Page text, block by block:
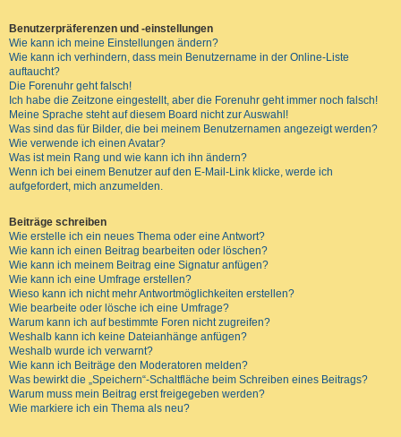
Benutzerpräferenzen und -einstellungen
Wie kann ich meine Einstellungen ändern?
Wie kann ich verhindern, dass mein Benutzername in der Online-Liste
auftaucht?
Die Forenuhr geht falsch!
Ich habe die Zeitzone eingestellt, aber die Forenuhr geht immer noch falsch!
Meine Sprache steht auf diesem Board nicht zur Auswahl!
Was sind das für Bilder, die bei meinem Benutzernamen angezeigt werden?
Wie verwende ich einen Avatar?
Was ist mein Rang und wie kann ich ihn ändern?
Wenn ich bei einem Benutzer auf den E-Mail-Link klicke, werde ich
aufgefordert, mich anzumelden.
Beiträge schreiben
Wie erstelle ich ein neues Thema oder eine Antwort?
Wie kann ich einen Beitrag bearbeiten oder löschen?
Wie kann ich meinem Beitrag eine Signatur anfügen?
Wie kann ich eine Umfrage erstellen?
Wieso kann ich nicht mehr Antwortmöglichkeiten erstellen?
Wie bearbeite oder lösche ich eine Umfrage?
Warum kann ich auf bestimmte Foren nicht zugreifen?
Weshalb kann ich keine Dateianhänge anfügen?
Weshalb wurde ich verwarnt?
Wie kann ich Beiträge den Moderatoren melden?
Was bewirkt die „Speichern“-Schaltfläche beim Schreiben eines Beitrags?
Warum muss mein Beitrag erst freigegeben werden?
Wie markiere ich ein Thema als neu?